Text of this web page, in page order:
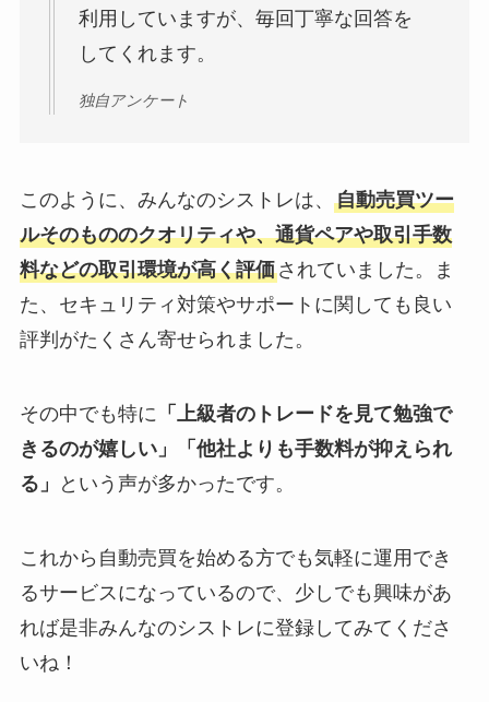
利用していますが、毎回丁寧な回答を
してくれます。
独自アンケート
このように、みんなのシストレは、 自動売買ツー
ルそのもののクオリティや、通貨ペアや取引手数
料などの取引環境が高く評価されていました。ま
た、セキュリティ対策やサポートに関しても良い
評判がたくさん寄せられました。
その中でも特に 「上級者のトレードを見て勉強で
きるのが嬉しい」「他社よりも手数料が抑えられ
る」
という声が多かったです。
これから自動売買を始める方でも気軽に運用でき
るサービスになっているので、少しでも興味があ
れば是非みんなのシストレに登録してみてくださ
いね！